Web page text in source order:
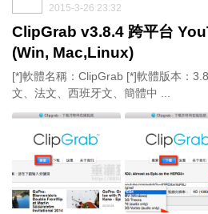
2015-3-26 23:32
ClipGrab v3.8.4 跨平台
(Win, Mac,Linux)
[*]軟體名稱：ClipGrab [*]軟體版本：
文、法文、西班牙文、簡體中 ...